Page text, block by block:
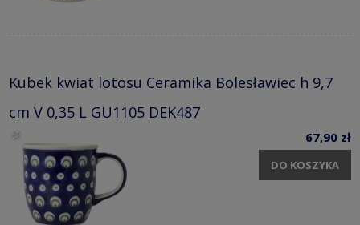
Kubek kwiat lotosu Ceramika Bolesławiec h 9,7
cm V 0,35 L GU1105 DEK487
67,90 zł
DO KOSZYKA